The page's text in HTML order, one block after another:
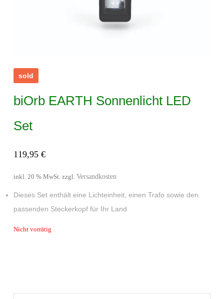
sold
biOrb EARTH Sonnenlicht LED
Set
119,95 €
inkl. 20 % MwSt. zzgl. Versandkosten
Dieses Set enthält eine Lichteinheit, einen Trafo sowie den
passenden Steckerkopf für Ihr Land
Nicht vorrätig